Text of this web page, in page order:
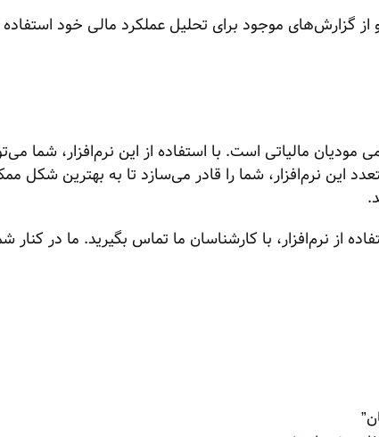
از گزارش‌های موجود برای تحلیل عملکرد مالی خود استفاده
مودیان مالیاتی است. با استفاده از این نرم‌افزار، شما
این نرم‌افزار، شما را قادر می‌سازد تا به بهترین شکل
نرم‌افزار، با کارشناسان ما تماس بگیرید. ما در کنار